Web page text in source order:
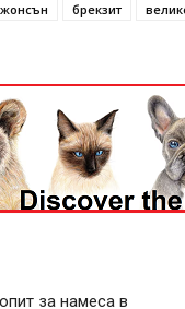
брекзит
за намеса в